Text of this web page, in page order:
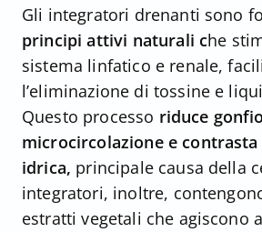
Gli integratori drenanti sono
principi attivi naturali che
sistema linfatico e renale,
l’eliminazione di tossine e
Questo processo riduce
microcircolazione e
idrica, principale causa della
integratori, inoltre,
estratti vegetali che agiscono